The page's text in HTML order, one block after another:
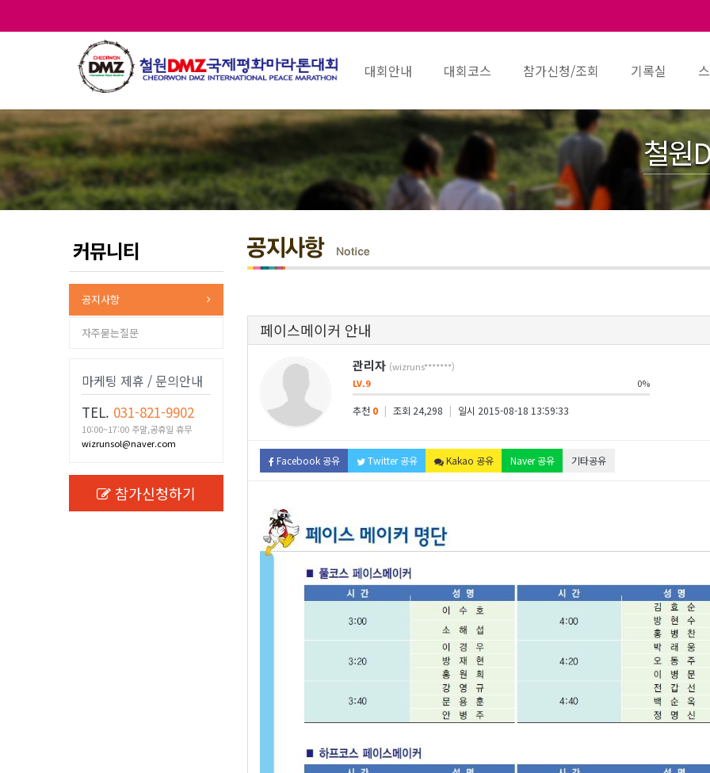
대회안내 대회코스 참가신청/조회 기록실
철원
커뮤니티
공지사항
자주묻는질문
마케팅 제휴 / 문의안내
TEL. 031-821-9902
10:00~17:00 주말,공휴일 휴무
wizrunsol@naver.com
참가신청하기
페이스메이커 안내
관리자 (wizruns*******)
LV.9
0%
추천 0 | 조회 24,298 | 일시 2015-08-18 13:59:33
Facebook 공유 Twitter 공유 Kakao 공유 Naver 공유 기타공유